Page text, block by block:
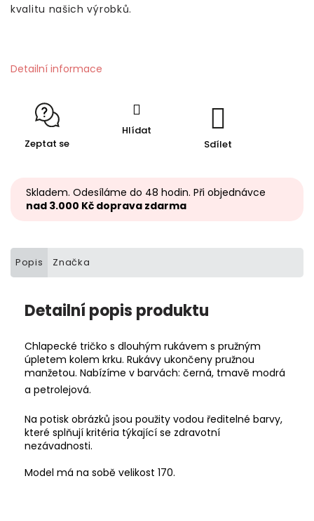
kvalitu našich výrobků.
Detailní informace
Zeptat se
Hlídat
Sdílet
Skladem. Odesíláme do 48 hodin. Při objednávce
nad 3.000 Kč doprava zdarma
Popis Značka
Detailní popis produktu
Chlapecké tričko s dlouhým rukávem s pružným
úpletem kolem krku. Rukávy ukončeny pružnou
manžetou. Nabízíme v barvách: černá, tmavě modrá
a petrolejová.
Na potisk obrázků jsou použity vodou ředitelné barvy,
které splňují kritéria týkající se zdravotní
nezávadnosti.
Model má na sobě velikost 170.